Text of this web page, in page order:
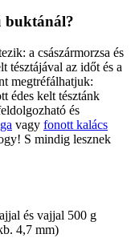
buktánál?
a császármorzsa és
tésztájával az időt és a
megtréfálhatjuk:
édes kelt tésztánk
és
vagy fonott kalács
S mindig lesznek
és vajjal 500 g
4,7 mm)